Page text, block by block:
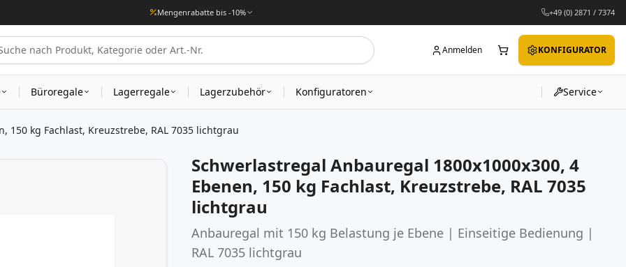
Mengenrabatte bis -10% +49 (0) 2871 / 7374
Anmelden KONFIGURATOR
Büroregale Lagerregale Lagerzubehör Konfiguratoren Service
150 kg Fachlast, Kreuzstrebe, RAL 7035 lichtgrau
Schwerlastregal Anbauregal 1800x1000x300, 4
Ebenen, 150 kg Fachlast, Kreuzstrebe, RAL 7035
lichtgrau
Anbauregal mit 150 kg Belastung je Ebene | Einseitige Bedienung |
RAL 7035 lichtgrau